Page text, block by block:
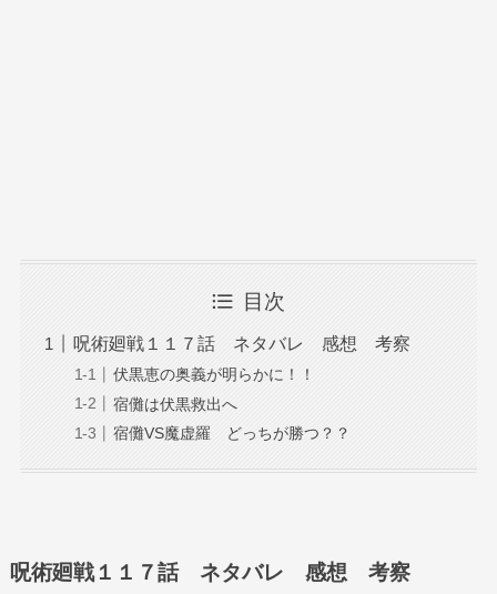
目次
呪術廻戦１１７話 ネタバレ 感想 考察
伏黒恵の奥義が明らかに！！
宿儺は伏黒救出へ
宿儺VS魔虚羅 どっちが勝つ？？
呪術廻戦１１７話 ネタバレ 感想 考察